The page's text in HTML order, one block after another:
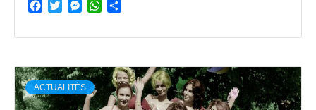
FacebookTwitterMessengerWhatsApp
ACTUALITÉS